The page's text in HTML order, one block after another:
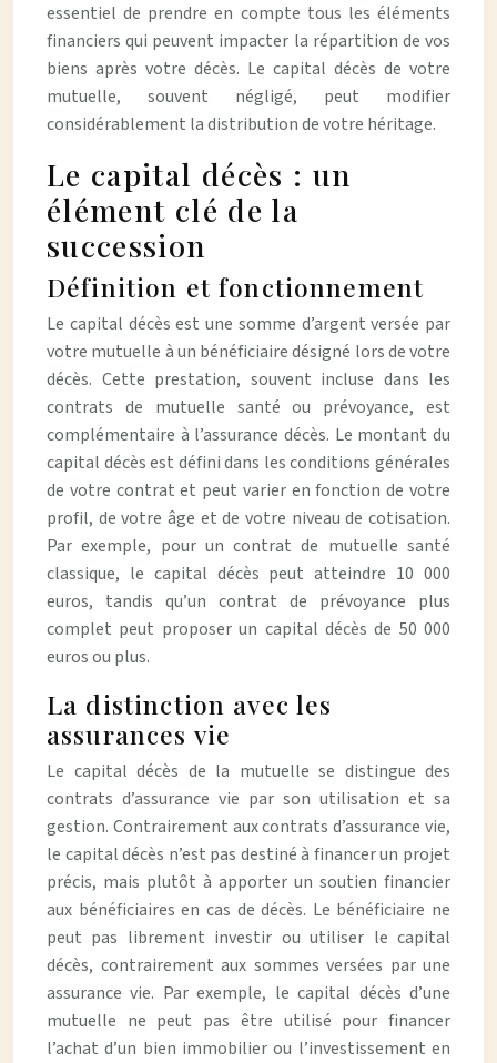
essentiel de prendre en compte tous les éléments
financiers qui peuvent impacter la répartition de vos
biens après votre décès. Le capital décès de votre
mutuelle, souvent négligé, peut modifier
considérablement la distribution de votre héritage.
Le capital décès : un
élément clé de la
succession
Définition et fonctionnement
Le capital décès est une somme d’argent versée par
votre mutuelle à un bénéficiaire désigné lors de votre
décès. Cette prestation, souvent incluse dans les
contrats de mutuelle santé ou prévoyance, est
complémentaire à l’assurance décès. Le montant du
capital décès est défini dans les conditions générales
de votre contrat et peut varier en fonction de votre
profil, de votre âge et de votre niveau de cotisation.
Par exemple, pour un contrat de mutuelle santé
classique, le capital décès peut atteindre 10 000
euros, tandis qu’un contrat de prévoyance plus
complet peut proposer un capital décès de 50 000
euros ou plus.
La distinction avec les
assurances vie
Le capital décès de la mutuelle se distingue des
contrats d’assurance vie par son utilisation et sa
gestion. Contrairement aux contrats d’assurance vie,
le capital décès n’est pas destiné à financer un projet
précis, mais plutôt à apporter un soutien financier
aux bénéficiaires en cas de décès. Le bénéficiaire ne
peut pas librement investir ou utiliser le capital
décès, contrairement aux sommes versées par une
assurance vie. Par exemple, le capital décès d’une
mutuelle ne peut pas être utilisé pour financer
l’achat d’un bien immobilier ou l’investissement en